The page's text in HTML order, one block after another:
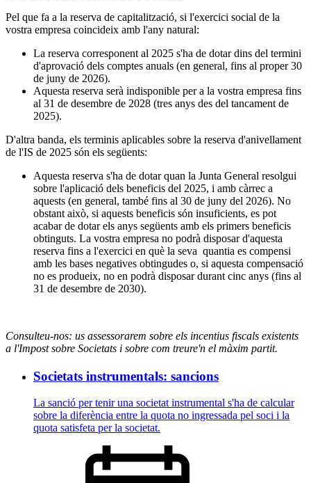
Pel que fa a la reserva de capitalització, si l'exercici social de la
vostra empresa coincideix amb l'any natural:
La reserva corresponent al 2025 s'ha de dotar dins del termini
d'aprovació dels comptes anuals (en general, fins al proper 30
de juny de 2026).
Aquesta reserva serà indisponible per a la vostra empresa fins
al 31 de desembre de 2028 (tres anys des del tancament de
2025).
D'altra banda, els terminis aplicables sobre la reserva d'anivellament
de l'IS de 2025 són els següents:
Aquesta reserva s'ha de dotar quan la Junta General resolgui
sobre l'aplicació dels beneficis del 2025, i amb càrrec a
aquests (en general, també fins al 30 de juny del 2026). No
obstant això, si aquests beneficis són insuficients, es pot
acabar de dotar els anys següents amb els primers beneficis
obtinguts. La vostra empresa no podrà disposar d'aquesta
reserva fins a l'exercici en què la seva quantia es compensi
amb les bases negatives obtingudes o, si aquesta compensació
no es produeix, no en podrà disposar durant cinc anys (fins al
31 de desembre de 2030).
Consulteu-nos: us assessorarem sobre els incentius fiscals existents
a l'Impost sobre Societats i sobre com treure'n el màxim partit.
Societats instrumentals: sancions
La sanció per tenir una societat instrumental s'ha de calcular
sobre la diferència entre la quota no ingressada pel soci i la
quota satisfeta per la societat.